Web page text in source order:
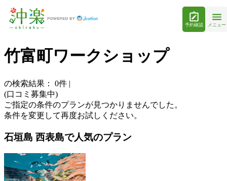
予約確認 メニュー
竹富町ワークショップ
の検索結果： 0件 |
(口コミ募集中)
ご指定の条件のプランが見つかりませんでした。
条件を変更して再度お試しください。
石垣島 西表島で人気のプラン